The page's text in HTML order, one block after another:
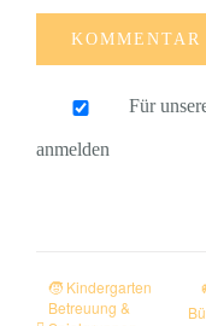
Für
anmelden
🧒 Kindergarten
Betreuung &